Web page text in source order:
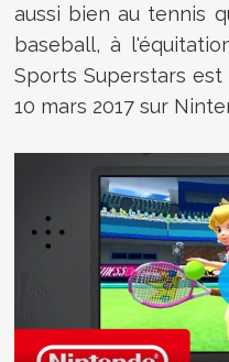
aussi bien au tennis
baseball, à
Sports Superstars
10 mars 2017 sur